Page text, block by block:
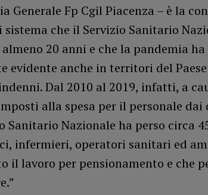
Generale Fp Cgil Piacenza – è la
che il Servizio Sanitario
20 anni e che la pandemia ha
evidente anche in territori del
Dal 2010 al 2019, infatti, a
alla spesa per il personale dai
Sanitario Nazionale ha perso circa
infermieri, operatori sanitari ed
il lavoro per pensionamento e che